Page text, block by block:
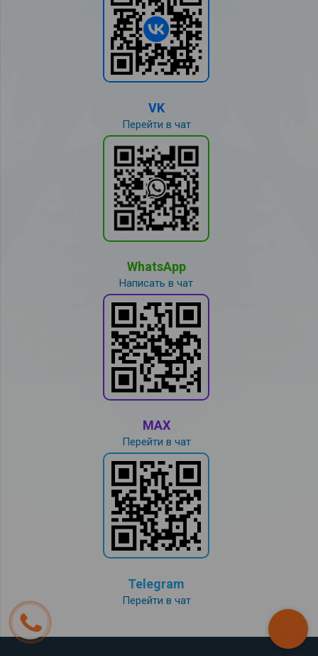
VK
Перейти в чат
WhatsApp
Написать в чат
MAX
Перейти в чат
Telegram
Перейти в чат